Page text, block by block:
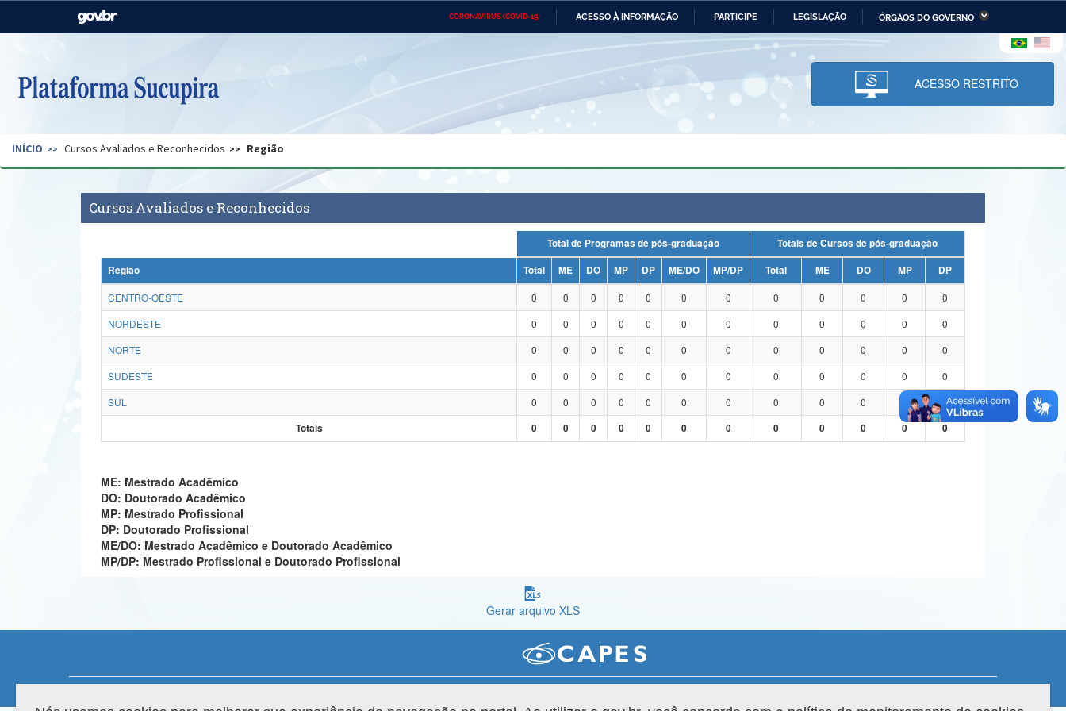
CORONAVÍRUS (COVID-19) ACESSO À INFORMAÇÃO PARTICIPE LEGISLAÇÃO ÓRGÃOS DO GOVERNO
Casa Civil Ministério das Relações Ministério da Economia Ministério da Infraestrutura
Pecuária e Abastecimento
Ministério da Ciência,
Tecnologia, Inovações e
Comunicações
Ministério do Desenvolvimento
Regional e dos Direitos Humanos
Secretaria de Governo Gabinete de Segurança Advocacia-Geral da União Banco Central do Brasil Planalto
ACESSO RESTRITO
INÍCIO Cursos Avaliados e Reconhecidos Região
Cursos Avaliados e Reconhecidos
Total de Programas de pós-graduação
Totais de Cursos de pós-graduação
Região
Total ME DO MP DP ME/DO MP/DP Total ME DO MP
DP
CENTRO-OESTE
0 0 0 0 0 0 0 0 0 0 0
0
NORDESTE
0 0 0 0 0 0 0 0 0 0 0
0
NORTE
0 0 0 0 0 0 0 0 0 0 0
0
SUDESTE
0 0 0 0 0 0 0 0 0 0 0
0
SUL
0 0 0 0 0 0 0 0 0 0
0
Totais
0 0 0 0 0 0 0 0 0 0 0 0
ME: Mestrado Acadêmico
DO: Doutorado Acadêmico
MP: Mestrado Profissional
DP: Doutorado Profissional
ME/DO: Mestrado Acadêmico e Doutorado Acadêmico
MP/DP: Mestrado Profissional e Doutorado Profissional
Gerar arquivo XLS